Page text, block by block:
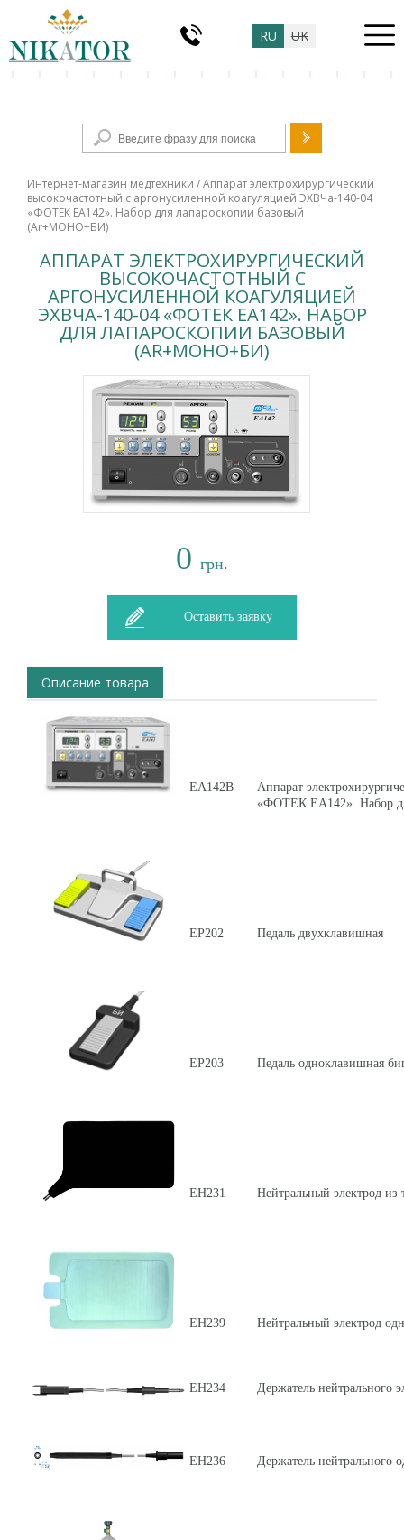
RU UK
Форма поиска
Интернет-магазин медтехники / Аппарат электрохирургический
высокочастотный с аргонусиленной коагуляцией ЭХВЧа-140-04
«ФОТЕК ЕА142». Набор для лапароскопии базовый
(Ar+МОНО+БИ)
АППАРАТ ЭЛЕКТРОХИРУРГИЧЕСКИЙ
ВЫСОКОЧАСТОТНЫЙ С
АРГОНУСИЛЕННОЙ КОАГУЛЯЦИЕЙ
ЭХВЧА-140-04 «ФОТЕК ЕА142». НАБОР
ДЛЯ ЛАПАРОСКОПИИ БАЗОВЫЙ
(AR+МОНО+БИ)
0 грн.
Оставить заявку
Описание товара
ЕА142В
Аппарат
«ФОТЕК ЕА142». Набор
ЕР202 Педаль двухклавишная
ЕР203 Педаль одноклавишная
ЕН231 Нейтральный электрод
ЕН239 Нейтральный электрод
ЕН234 Держатель нейтрального
ЕН236 Держатель нейтрального